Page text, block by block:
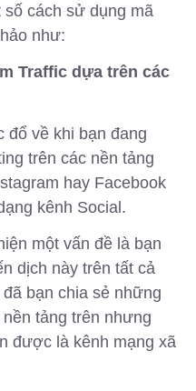
cách sử dụng mã
như:
Traffic dựa trên các
về khi bạn đang
trên các nền tảng
hay Facebook
kênh Social.
một vấn đề là bạn
dịch này trên tất cả
bạn chia sẻ những
tảng trên nhưng
được là kênh mạng xã